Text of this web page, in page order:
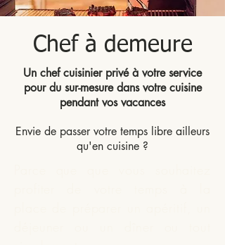
Chef à demeure
Un chef cuisinier privé à votre service
pour du sur-mesure dans votre cuisine
pendant vos vacances
Envie de passer votre temps libre ailleurs
qu'en cuisine ?